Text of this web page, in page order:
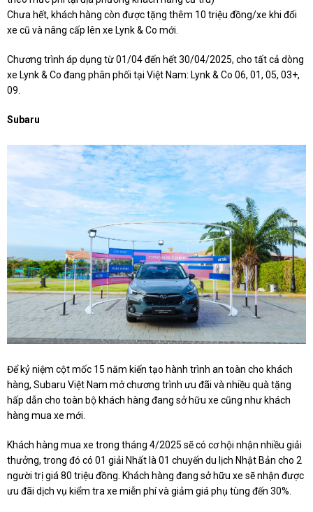
Chưa hết, khách hàng còn được tặng thêm 10 triệu đồng/xe khi đổi
xe cũ và nâng cấp lên xe Lynk & Co mới.
Chương trình áp dụng từ 01/04 đến hết 30/04/2025, cho tất cả dòng
xe Lynk & Co đang phân phối tại Việt Nam: Lynk & Co 06, 01, 05, 03+,
09.
Subaru
Để kỷ niệm cột mốc 15 năm kiến tạo hành trình an toàn cho khách
hàng, Subaru Việt Nam mở chương trình ưu đãi và nhiều quà tặng
hấp dẫn cho toàn bộ khách hàng đang sở hữu xe cũng như khách
hàng mua xe mới.
Khách hàng mua xe trong tháng 4/2025 sẽ có cơ hội nhận nhiều giải
thưởng, trong đó có 01 giải Nhất là 01 chuyến du lịch Nhật Bản cho 2
người trị giá 80 triệu đồng. Khách hàng đang sở hữu xe sẽ nhận được
ưu đãi dịch vụ kiểm tra xe miễn phí và giảm giá phụ tùng đến 30%.